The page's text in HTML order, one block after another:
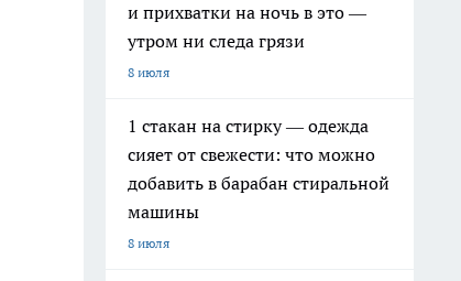
и прихватки на ночь в это —
утром ни следа грязи
8 июля
1 стакан на стирку — одежда
сияет от свежести: что можно
добавить в барабан стиральной
машины
8 июля